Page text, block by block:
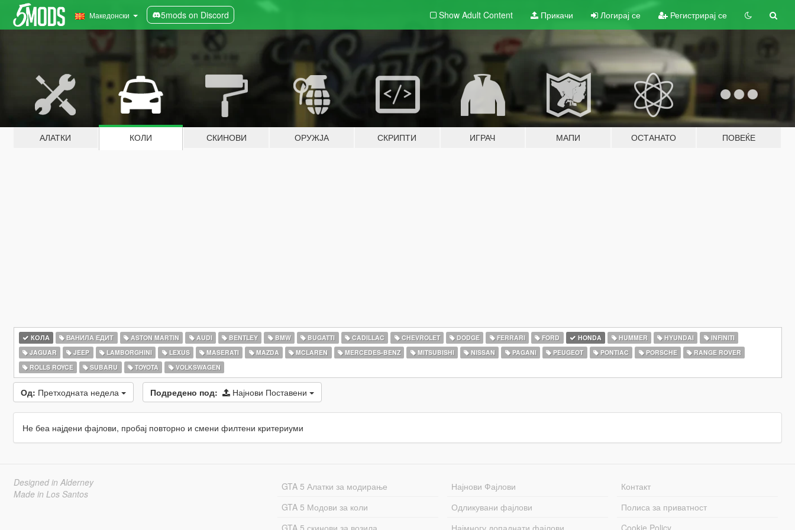
Македонски 5mods on Discord Show Adult Content Прикачи Логирај се Регистрирај се
АЛАТКИ КОЛИ СКИНОВИ ОРУЖЈА СКРИПТИ ИГРАЧ МАПИ ОСТАНАТО ПОВЕЌЕ
КОЛА ВАНИЛА ЕДИТ ASTON MARTIN AUDI BENTLEY BMW BUGATTI CADILLAC CHEVROLET DODGE FERRARI FORD HONDA HUMMER HYUNDAI
INFINITI
JAGUAR
JEEP LAMBORGHINI LEXUS MASERATI MAZDA MCLAREN MERCEDES-BENZ MITSUBISHI NISSAN PAGANI PEUGEOT PONTIAC PORSCHE
RANGE ROVER
ROLLS ROYCE
SUBARU TOYOTA VOLKSWAGEN
Од: Претходната недела Подредено под: Најнови Поставени
Не беа најдени фајлови, пробај повторно и смени филтени критериуми
Designed in Alderney
Made in Los Santos
GTA 5 Алатки за модирање
GTA 5 Модови за коли
GTA 5 скинови за возила
Најнови Фајлови
Одликувани фајлови
Најмногу допаднати фајлови
Контакт
Полиса за приватност
Cookie Policy